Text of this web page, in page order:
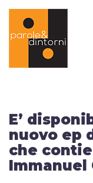
E’
nuovo ep
che
Immanuel